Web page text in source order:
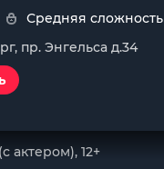
Средняя сложность
пр. Энгельса д.34
актером), 12+